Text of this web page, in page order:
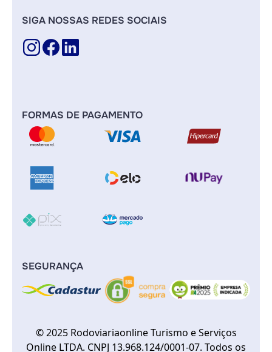
SIGA NOSSAS REDES SOCIAIS
FORMAS DE PAGAMENTO
SEGURANÇA
© 2025 Rodoviariaonline Turismo e Serviços
Online LTDA. CNPJ 13.968.124/0001-07. Todos os